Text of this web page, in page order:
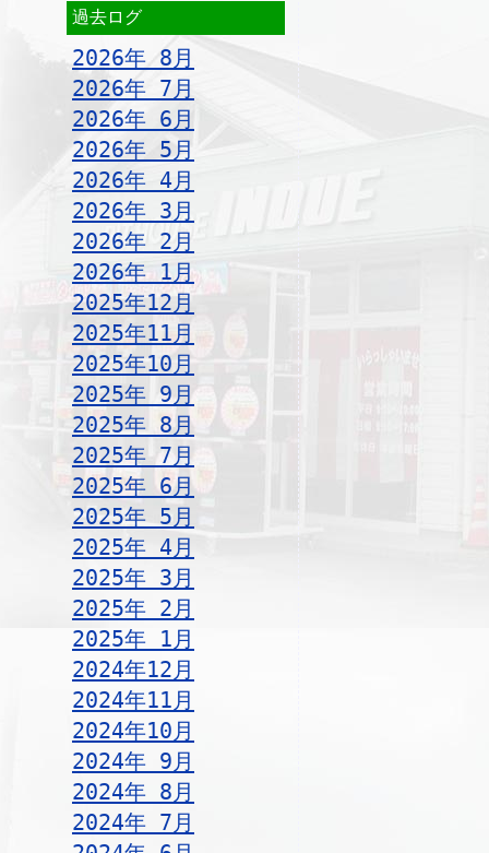
過去ログ
2026年 8月
2026年 7月
2026年 6月
2026年 5月
2026年 4月
2026年 3月
2026年 2月
2026年 1月
2025年12月
2025年11月
2025年10月
2025年 9月
2025年 8月
2025年 7月
2025年 6月
2025年 5月
2025年 4月
2025年 3月
2025年 2月
2025年 1月
2024年12月
2024年11月
2024年10月
2024年 9月
2024年 8月
2024年 7月